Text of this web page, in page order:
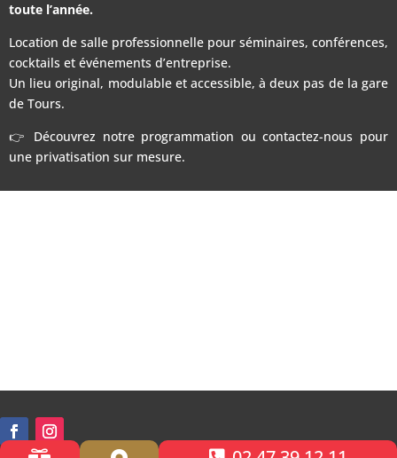
toute l’année.
Location de salle professionnelle pour séminaires, conférences,
cocktails et événements d’entreprise.
Un lieu original, modulable et accessible, à deux pas de la gare
de Tours.
👉 Découvrez notre programmation ou contactez-nous pour
une privatisation sur mesure.